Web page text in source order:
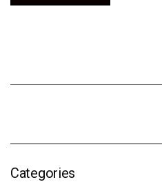
Categories